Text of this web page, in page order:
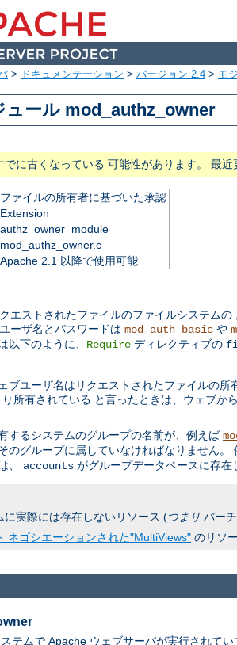
> ドキュメンテーション > バージョン 2.4 > モ
ュール mod_authz_owner
でに古くなっている 可能性があります。 最
ファイルの所有者に基づいた承認
Extension
authz_owner_module
mod_authz_owner.c
Apache 2.1 以降で使用可能
エストされたファイルのファイルシステム
ーザ名とパスワードは mod_auth_basic や
以下のように、 Require ディレクティブの
ブユーザ名はリクエストされたファイルの
り所有されている と言ったときは、ウェブか
するシステムのグループの名前が、例えば
のグループに属していなければなりません
、 accounts がグループデータベースに存在
に実際には存在しないリソース (つまり バー
ネゴシエーションされた"MultiViews" のリソ
テムで Apache ウェブサーバが実行されてい